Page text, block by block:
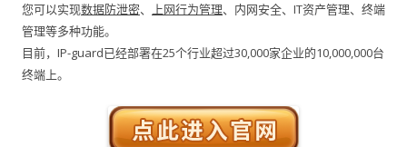
您可以实现数据防泄密、 上网行为管理、内网安全、IT资产管理、终端
管理等多种功能。
目前，IP-guard已经部署在25个行业超过30,000家企业的10,000,000台
终端上。